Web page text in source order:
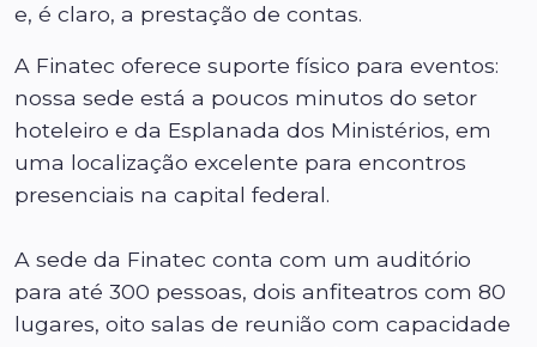
e, é claro, a prestação de contas.
A Finatec oferece suporte físico para eventos:
nossa sede está a poucos minutos do setor
hoteleiro e da Esplanada dos Ministérios, em
uma localização excelente para encontros
presenciais na capital federal.
A sede da Finatec conta com um auditório
para até 300 pessoas, dois anfiteatros com 80
lugares, oito salas de reunião com capacidade